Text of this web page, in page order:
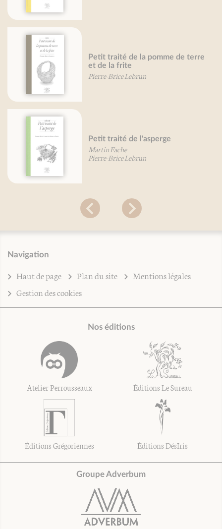
Petit traité de la pomme de terre
et de la frite
Pierre-Brice Lebrun
Petit traité de l'asperge
Martin Fache
Pierre-Brice Lebrun
Navigation
Haut de page Plan du site
Mentions légales
Gestion des cookies
Nos éditions
Atelier Perrousseaux Éditions Le Sureau
Éditions Grégoriennes Éditions DésIris
Groupe Adverbum